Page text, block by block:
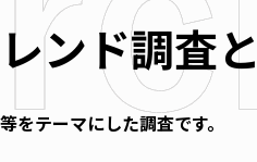
ンド調査
テーマにした調査です。